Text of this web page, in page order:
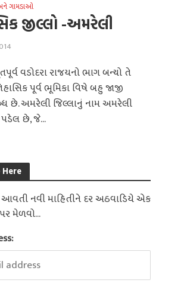
ગામડાઓ
જીલ્લો -અમરેલી
વડોદરા રાજયનો ભાગ બન્યો તે
પૂર્વ ભૂમિકા વિષે બહુ જાજી
છે. અમરેલી જિલ્લાનું નામ અમરેલી
છે, જે...
નવી માહિતીને દર અઠવાડિયે એક
મેળવો...